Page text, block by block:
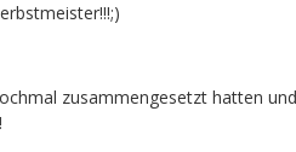
zusammengesetzt hatten